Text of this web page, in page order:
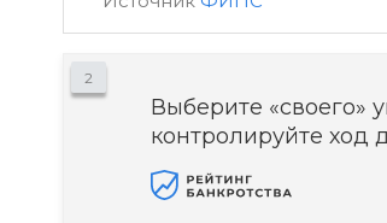
2
Выберите «своего»
контролируйте ход